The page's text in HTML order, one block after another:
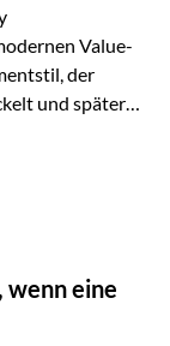
Value-
der
und später
unter ihrem
Faktoren
wenn eine